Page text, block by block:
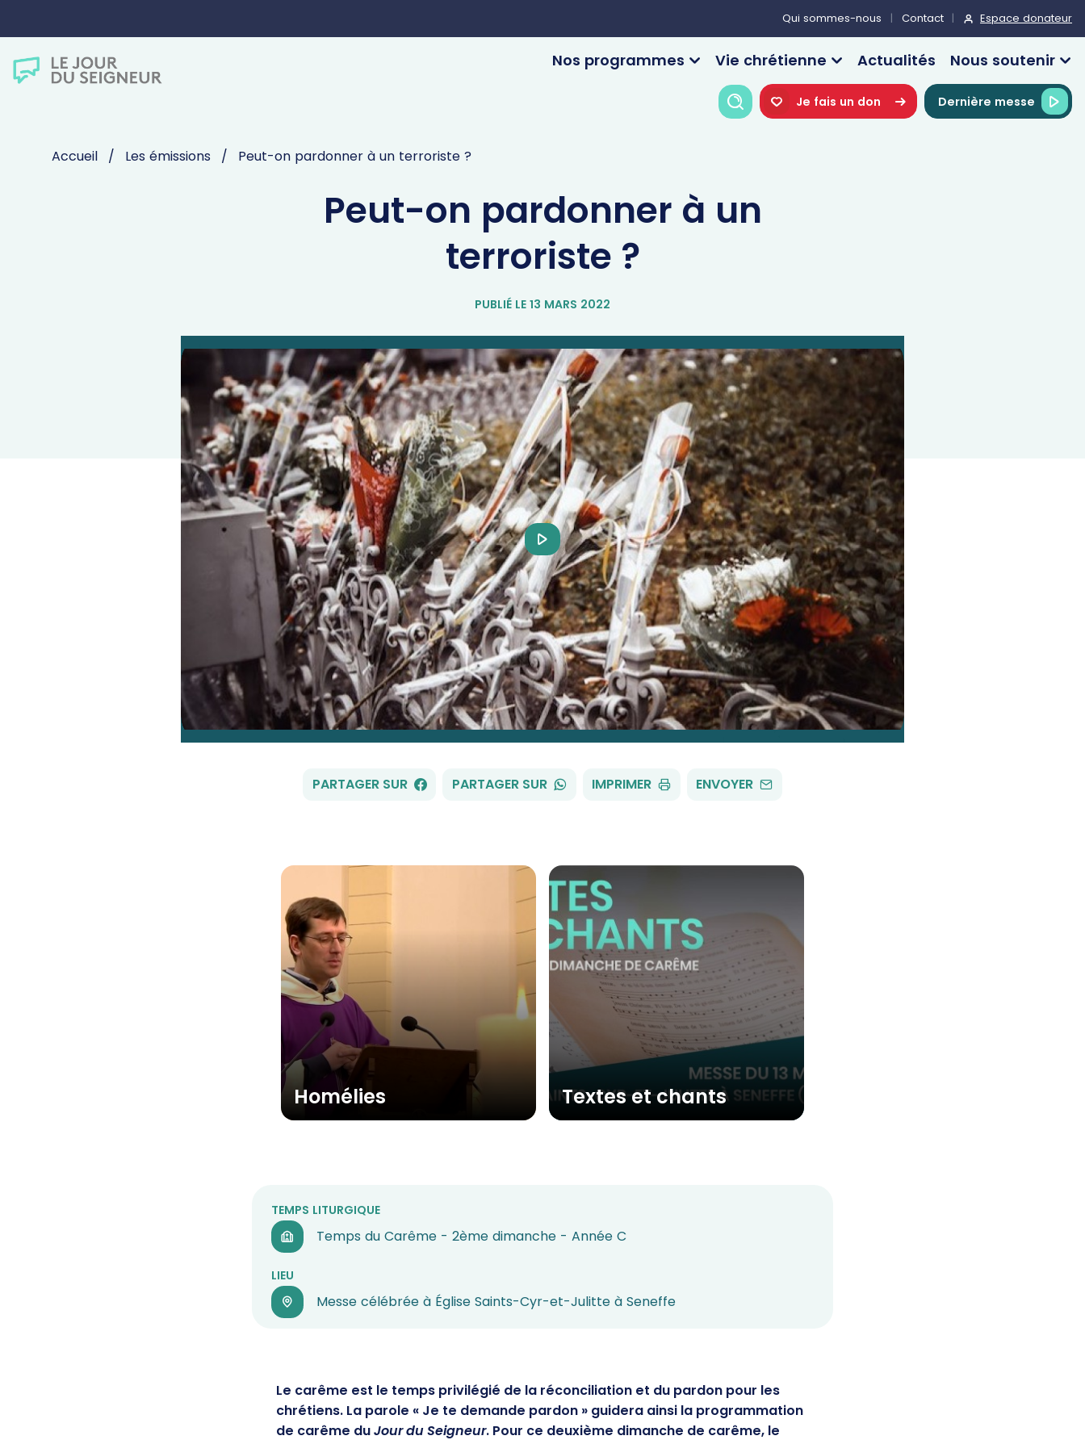
Qui sommes-nous Contact Espace donateur
Nos programmes Vie chrétienne Actualités Nous soutenir
RechercheJe fais un don Dernière messe
Accueil Les émissions Peut-on pardonner à un terroriste ?
Peut-on pardonner à un
terroriste ?
PUBLIÉ LE 13 MARS 2022
Play
Video
PARTAGER SUR FACEBOOK
PARTAGER SUR WHATSAPP
IMPRIMER ENVOYER PAR
Homélies Textes et chants
TEMPS LITURGIQUE
Temps du Carême - 2ème dimanche - Année C
LIEU
Messe célébrée à Église Saints-Cyr-et-Julitte à Seneffe
Le carême est le temps privilégié de la réconciliation et du pardon pour les
chrétiens. La parole « Je te demande pardon » guidera ainsi la programmation
de carême duJour du Seigneur. Pour ce deuxième dimanche de carême, le